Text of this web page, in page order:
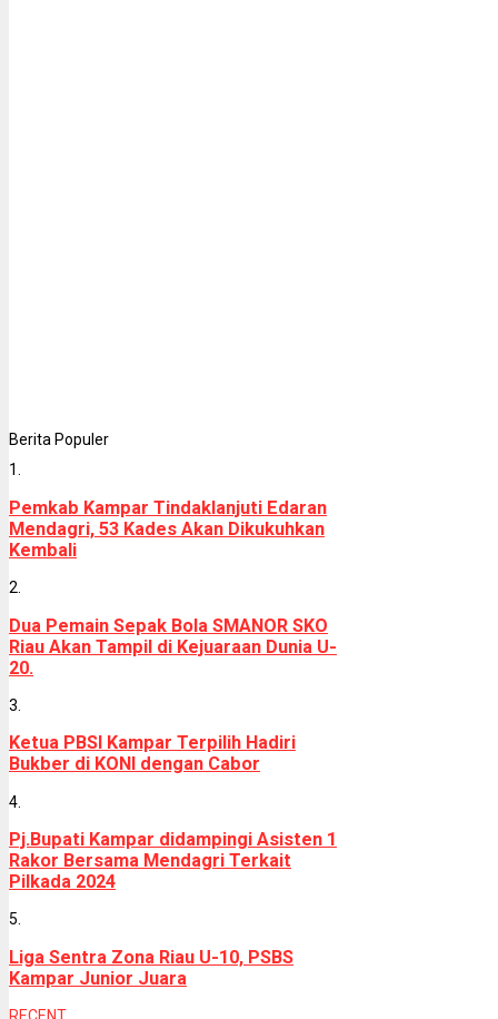
Berita Populer
1.
Pemkab Kampar Tindaklanjuti Edaran
Mendagri, 53 Kades Akan Dikukuhkan
Kembali
2.
Dua Pemain Sepak Bola SMANOR SKO
Riau Akan Tampil di Kejuaraan Dunia U-
20.
3.
Ketua PBSI Kampar Terpilih Hadiri
Bukber di KONI dengan Cabor
4.
Pj.Bupati Kampar didampingi Asisten 1
Rakor Bersama Mendagri Terkait
Pilkada 2024
5.
Liga Sentra Zona Riau U-10, PSBS
Kampar Junior Juara